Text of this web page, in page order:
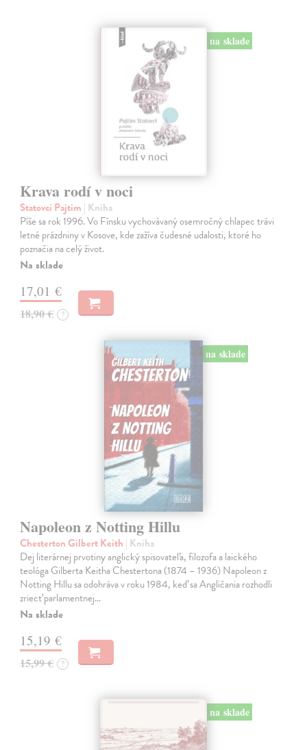
na sklade
Krava rodí v noci
Statovci Pajtim | Kniha
Píše sa rok 1996. Vo Fínsku vychovávaný osemročný chlapec trávi
letné prázdniny v Kosove, kde zažíva čudesné udalosti, ktoré ho
poznačia na celý život.
Na sklade
17,01 €
18,90 € ?
na sklade
Napoleon z Notting Hillu
Chesterton Gilbert Keith | Kniha
Dej literárnej prvotiny anglický spisovateľa, filozofa a laického
teológa Gilberta Keitha Chestertona (1874 – 1936) Napoleon z
Notting Hillu sa odohráva v roku 1984, keď sa Angličania rozhodli
zriecť parlamentnej…
Na sklade
15,19 €
15,99 € ?
na sklade